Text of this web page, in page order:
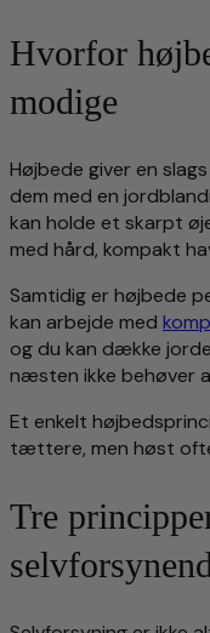
Hvorfor
modige
Højbede giver en
dem med en
kan holde et skarpt
med hård, kompakt
Samtidig er højbede
kan arbejde med
og du kan dække
næsten ikke behøver
Et enkelt
tættere, men høst
Tre